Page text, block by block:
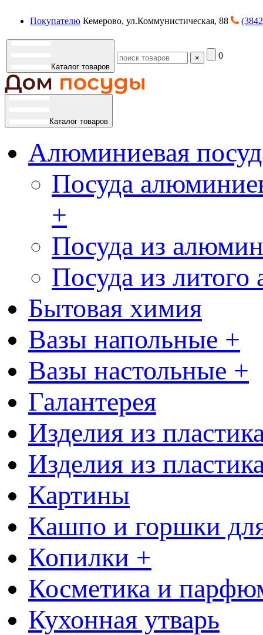
Покупателю Кемерово, ул.Коммунистическая, 88
Каталог товаров
× 0
Каталог товаров
Алюминиевая
Посуда
+
Посуда из
Посуда из
Бытовая химия
Вазы напольные +
Вазы настольные +
Галантерея
Изделия из
Изделия из
Картины
Кашпо и горшки
Копилки +
Косметика и
Кухонная утварь